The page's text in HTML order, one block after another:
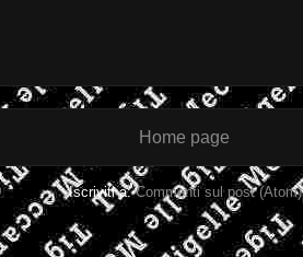
Home page
Iscriviti a:Commenti sul post (Atom)